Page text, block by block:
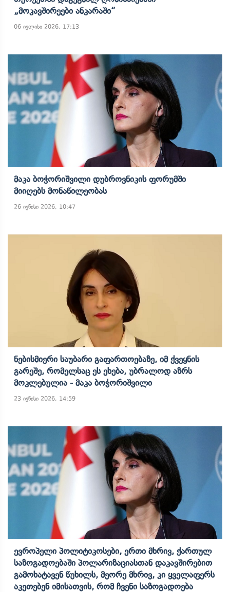
„მოკავშირეები Ანკარაში“
06 ივლისი 2026, 17:13
Მაკა Ბოჭორიშვილი Დუბროვნიკის Ფორუმში
Მიიღებს Მონაწილეობას
26 ივნისი 2026, 10:47
Ნებისმიერი Საუბარი Გაფართოებაზე, Იმ Ქვეყნის
Გარეშე, Რომელსაც Ეს Ეხება, Უბრალოდ Აზრს
Მოკლებულია - Მაკა Ბოჭორიშვილი
23 ივნისი 2026, 14:59
Ევროპელი Პოლიტიკოსები, Ერთი Მხრივ, Ქართულ
Საზოგადოებაში Პოლარიზაციასთან Დაკავშირებით
Გამოხატავენ Წუხილს, Მეორე Მხრივ, Კი Ყველაფერს
Აკეთებენ Იმისათვის, Რომ Ჩვენი Საზოგადოება